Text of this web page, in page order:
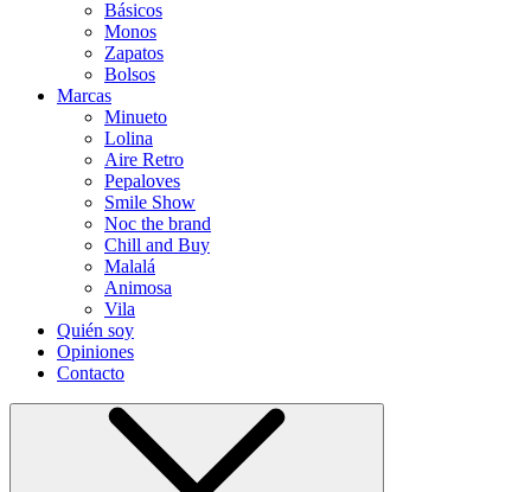
Básicos
Monos
Zapatos
Bolsos
Marcas
Minueto
Lolina
Aire Retro
Pepaloves
Smile Show
Noc the brand
Chill and Buy
Malalá
Animosa
Vila
Quién soy
Opiniones
Contacto